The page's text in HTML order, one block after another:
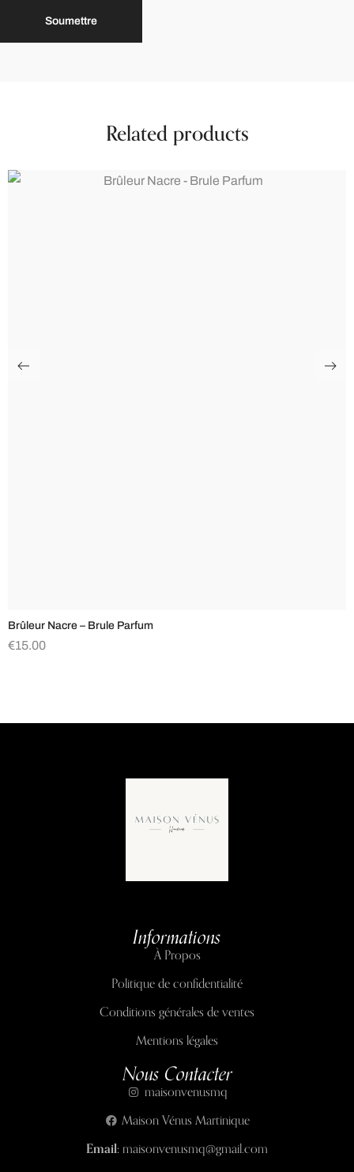
Related products
Brûleur Nacre – Brule Parfum
€15.00
Informations
À Propos
Politique de confidentialité
Conditions générales de ventes
Mentions légales
Nous Contacter
maisonvenusmq
Maison Vénus Martinique
Email:maisonvenusmq@gmail.com